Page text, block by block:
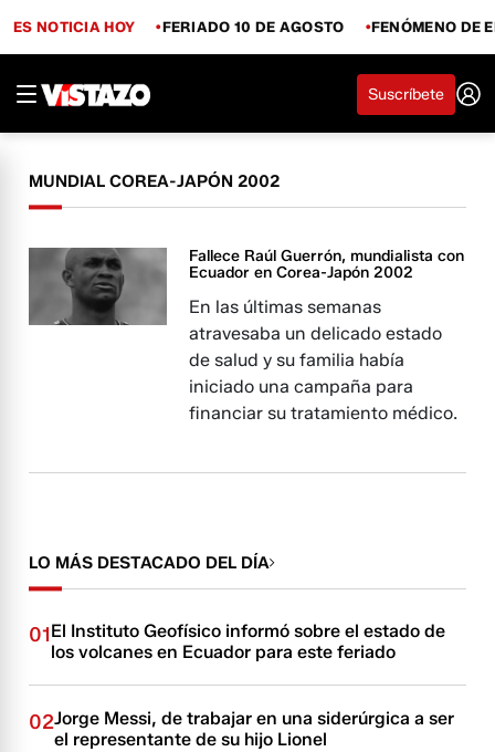
ES NOTICIA HOY FERIADO 10 DE AGOSTO FENÓMENO DE
Suscríbete
MUNDIAL COREA-JAPÓN 2002
Fallece Raúl Guerrón, mundialista con
Ecuador en Corea-Japón 2002
En las últimas semanas
atravesaba un delicado estado
de salud y su familia había
iniciado una campaña para
financiar su tratamiento médico.
LO MÁS DESTACADO DEL DÍA
01El Instituto Geofísico informó sobre el estado de
los volcanes en Ecuador para este feriado
02Jorge Messi, de trabajar en una siderúrgica a ser
el representante de su hijo Lionel